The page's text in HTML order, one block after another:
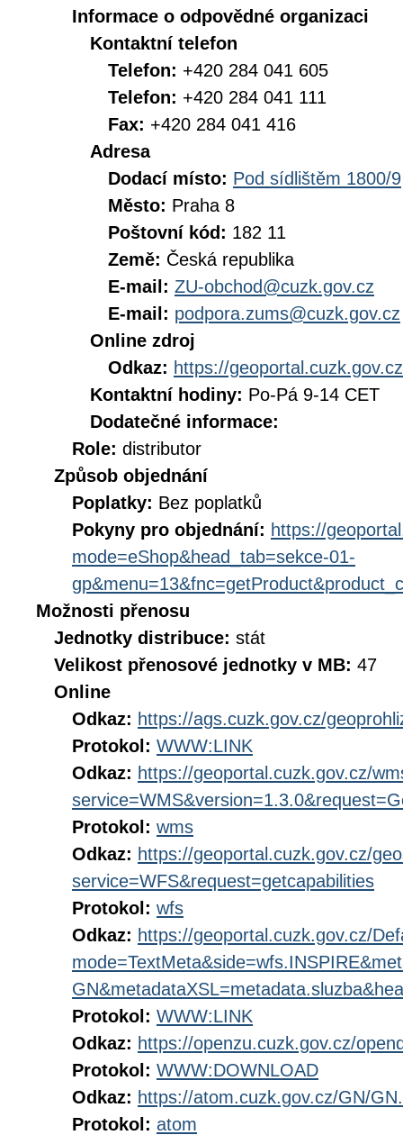
Informace o odpovědné organizaci
Kontaktní telefon
Telefon: +420 284 041 605
Telefon: +420 284 041 111
Fax: +420 284 041 416
Adresa
Dodací místo: Pod sídlištěm 1800/9
Město: Praha 8
Poštovní kód: 182 11
Země: Česká republika
E-mail: ZU-obchod@cuzk.gov.cz
E-mail: podpora.zums@cuzk.gov.cz
Online zdroj
Odkaz: https://geoportal.cuzk.gov.cz
Kontaktní hodiny: Po-Pá 9-14 CET
Dodatečné informace:
Role: distributor
Způsob objednání
Poplatky: Bez poplatků
Pokyny pro objednání: https://
mode=eShop&head_tab=sekce-01-
Možnosti přenosu
Jednotky distribuce: stát
Velikost přenosové jednotky v MB: 47
Online
Odkaz: https://ags.cuzk.gov.cz/
Protokol: WWW:LINK
Odkaz: https://geoportal.cuzk.gov.cz/
Protokol: wms
Odkaz: https://geoportal.cuzk.gov.cz/
service=WFS&request=getcapabilities
Protokol: wfs
Odkaz: https://geoportal.cuzk.gov.cz/
Protokol: WWW:LINK
Odkaz: https://openzu.cuzk.gov.cz/
Protokol: WWW:DOWNLOAD
Odkaz: https://atom.cuzk.gov.cz/GN/
Protokol: atom